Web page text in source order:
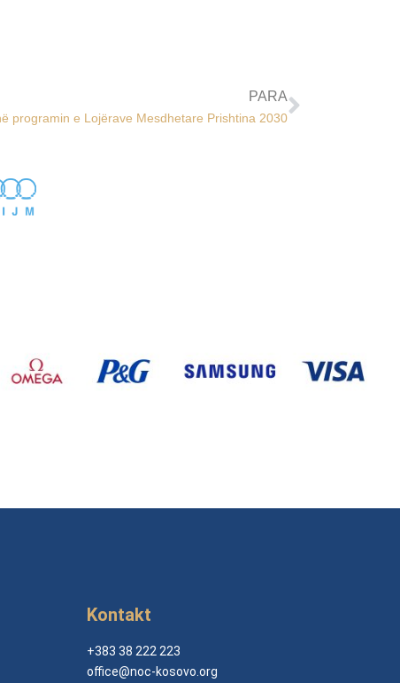
PARA
programin e Lojërave Mesdhetare Prishtina 2030
Kontakt
+383 38 222 223
office@noc-kosovo.org